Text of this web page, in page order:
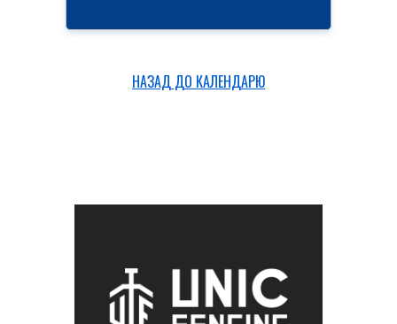
НАЗАД ДО КАЛЕНДАРЮ